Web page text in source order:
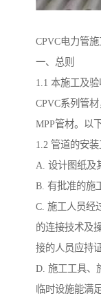
CPVC电力管
一、总则
1.1 本施工及
CPVC系列管
MPP管材。以
1.2 管道的安
A. 设计图纸及
B. 有批准的施
C. 施工人员经
的连接技术及
接的人员应持
D. 施工工具、
临时设施能满